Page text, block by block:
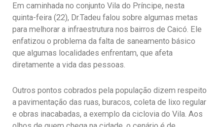
Em caminhada no conjunto Vila do Príncipe, nesta
quinta-feira (22), Dr.Tadeu falou sobre algumas metas
para melhorar a infraestrutura nos bairros de Caicó. Ele
enfatizou o problema da falta de saneamento básico
que algumas localidades enfrentam, que afeta
diretamente a vida das pessoas.
Outros pontos cobrados pela população dizem respeito
a pavimentação das ruas, buracos, coleta de lixo regular
e obras inacabadas, a exemplo da ciclovia do Vila. Aos